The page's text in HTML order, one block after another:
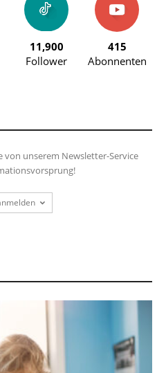
11,900
Follower
415
Abonnenten
von unserem Newsletter-Service